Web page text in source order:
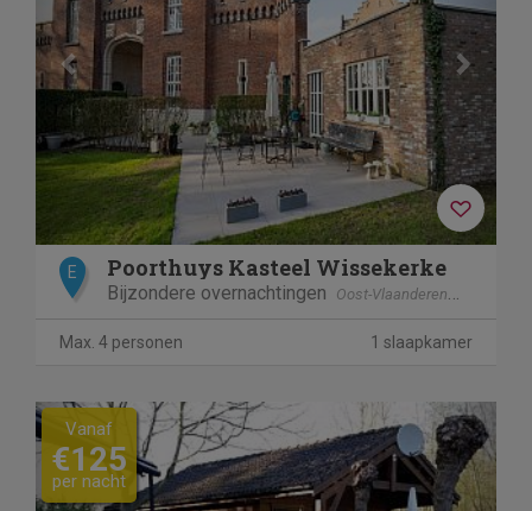
E Poorthuys Kasteel Wissekerke
Bijzondere overnachtingen Oost-Vlaanderen
Max. 4 personen 1 slaapkamer
Previous Next
Vanaf
€125
per nacht